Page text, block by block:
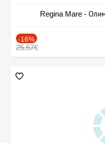
Regina Mare -
-16%
25.57€